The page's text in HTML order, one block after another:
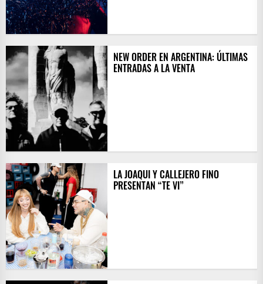
NEW ORDER EN ARGENTINA: ÚLTIMAS
ENTRADAS A LA VENTA
LA JOAQUI Y CALLEJERO FINO
PRESENTAN “TE VI”